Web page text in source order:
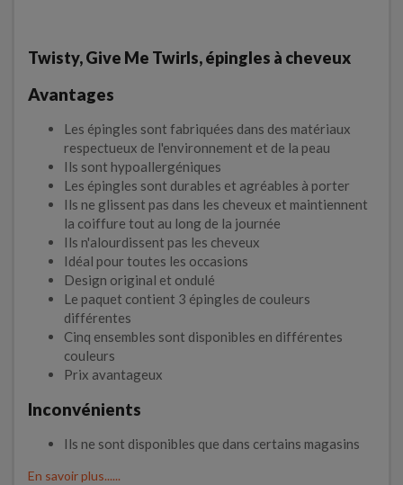
Twisty, Give Me Twirls, épingles à cheveux
Avantages
Les épingles sont fabriquées dans des matériaux
respectueux de l'environnement et de la peau
Ils sont hypoallergéniques
Les épingles sont durables et agréables à porter
Ils ne glissent pas dans les cheveux et maintiennent
la coiffure tout au long de la journée
Ils n'alourdissent pas les cheveux
Idéal pour toutes les occasions
Design original et ondulé
Le paquet contient 3 épingles de couleurs
différentes
Cinq ensembles sont disponibles en différentes
couleurs
Prix avantageux
Inconvénients
Ils ne sont disponibles que dans certains magasins
En savoir plus......